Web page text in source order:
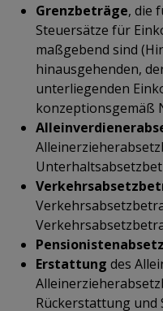
Grenzbeträge, die
Steuersätze für
maßgebend sind
hinausgehenden,
unterliegenden
konzeptionsgemäß
Erstattung des
Rückerstattung und